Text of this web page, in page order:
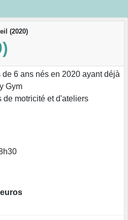
(2020)
6 ans nés en 2020 ayant déjà
Gym
de motricité et d'ateliers